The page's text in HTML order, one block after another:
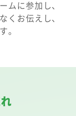
ムに参加し、
くお伝えし、
。